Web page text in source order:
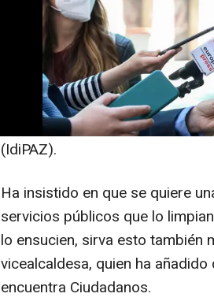
"manchen" la capital pegando
"Vimos a la líder de Vox
puesto, a un sitio donde no es
Villacís en declaraciones a los
Instituto de Investigación
(IdiPAZ).
Ha insistido en que se quiere
servicios públicos que lo
lo ensucien, sirva esto también
vicealcaldesa, quien ha
encuentra Ciudadanos.